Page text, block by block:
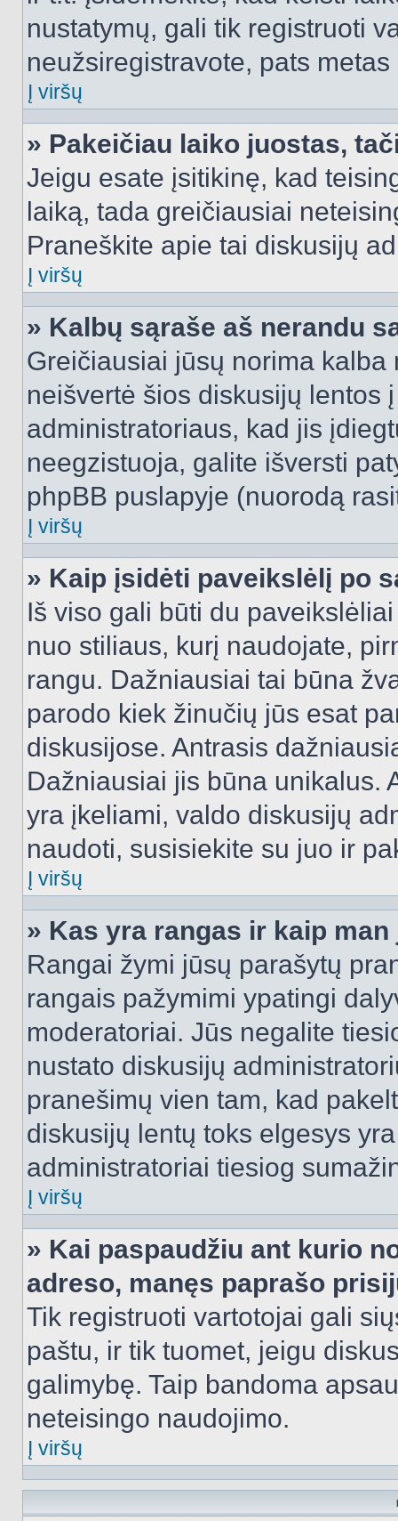
nustatymų, gali tik registruoti
neužsiregistravote, pats
Į viršų
» Pakeičiau laiko juostas,
Jeigu esate įsitikinę, kad
laiką, tada greičiausiai
Praneškite apie tai diskusijų
Į viršų
» Kalbų sąraše aš nerandu
Greičiausiai jūsų norima
neišvertė šios diskusijų lentos
administratoriaus, kad jis
neegzistuoja, galite išversti
phpBB puslapyje (nuorodą
Į viršų
» Kaip įsidėti paveikslėlį po
Iš viso gali būti du
nuo stiliaus, kurį naudojate,
rangu. Dažniausiai tai būna
parodo kiek žinučių jūs esat
diskusijose. Antrasis
Dažniausiai jis būna unikalus.
yra įkeliami, valdo diskusijų
naudoti, susisiekite su juo ir
Į viršų
» Kas yra rangas ir kaip
Rangai žymi jūsų parašytų
rangais pažymimi ypatingi
moderatoriai. Jūs negalite
nustato diskusijų
pranešimų vien tam, kad
diskusijų lentų toks elgesys
administratoriai tiesiog
Į viršų
» Kai paspaudžiu ant kurio
adreso, manęs paprašo
Tik registruoti vartotojai gali
paštu, ir tik tuomet, jeigu
galimybę. Taip bandoma
neteisingo naudojimo.
Į viršų